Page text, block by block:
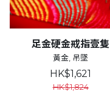
足金硬金戒指壹隻
黃金, 吊墜
HK$1,621
HK$1,824